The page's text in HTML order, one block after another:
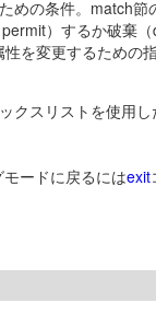
めの条件。match
）するか破棄
を変更するための
クスリストを使用
ードに戻るにはexit